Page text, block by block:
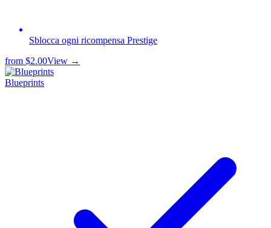
Sblocca ogni ricompensa Prestige
from $2.00View →
Blueprints